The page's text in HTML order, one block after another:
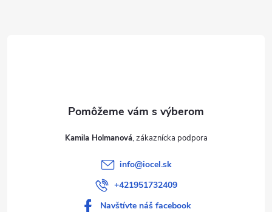
Kamila Holmanová
info@iocel.sk
+421951732409
Navštívte náš facebook